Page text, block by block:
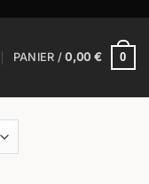
PANIER /0,00 € 0